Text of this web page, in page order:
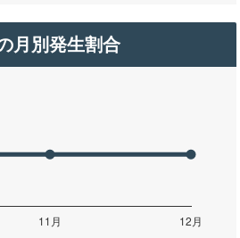
月別発生割合